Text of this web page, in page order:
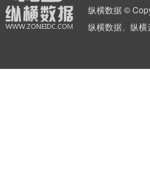
纵横数据 ©
纵横数据、纵